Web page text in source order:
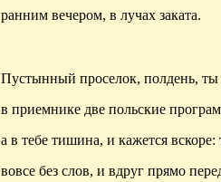
ранним вечером, в лучах заката.
Пустынный проселок, полдень, ты
в приемнике две польские
а в тебе тишина, и кажется
вовсе без слов, и вдруг прямо